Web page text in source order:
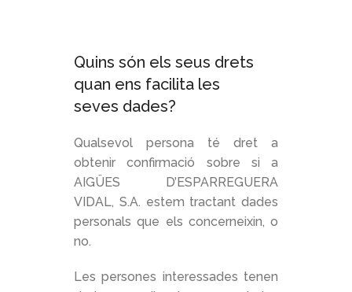
Quins són els seus drets
quan ens facilita les
seves dades?
Qualsevol persona té dret a
obtenir confirmació sobre si a
AIGÜES D’ESPARREGUERA
VIDAL, S.A. estem tractant dades
personals que els concerneixin, o
no.
Les persones interessades tenen